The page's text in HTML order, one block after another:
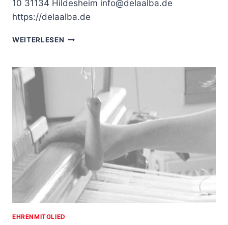
10 31134 Hildesheim info@delaalba.de
https://delaalba.de
WEITERLESEN CIRCA,
EHRENMITGLIED